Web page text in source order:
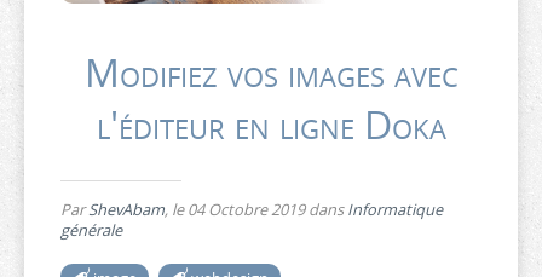
Modifiez vos images avec
l'éditeur en ligne Doka
ParShevAbam, le04 Octobre 2019dansInformatique
générale